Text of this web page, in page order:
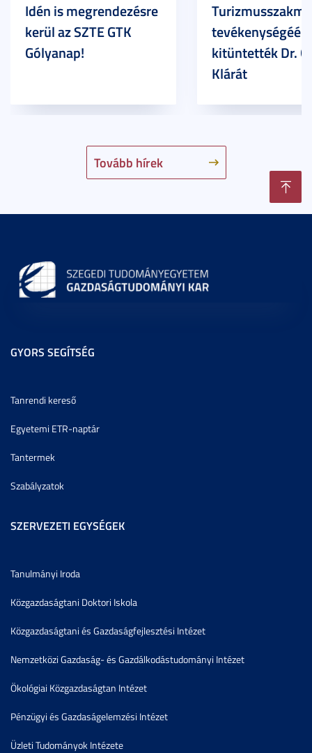
Tovább hírek
Idén is megrendezésre
kerül az SZTE GTK
Gólyanap!
tevékenységéért
kitüntették Dr.
Klárát
GYORS SEGÍTSÉG
Tanrendi kereső
Egyetemi ETR-naptár
Tantermek
Szabályzatok
SZERVEZETI EGYSÉGEK
Tanulmányi Iroda
Közgazdaságtani Doktori Iskola
Közgazdaságtani és Gazdaságfejlesztési Intézet
Nemzetközi Gazdaság- és Gazdálkodástudományi Intézet
Ökológiai Közgazdaságtan Intézet
Pénzügyi és Gazdaságelemzési Intézet
Üzleti Tudományok Intézete